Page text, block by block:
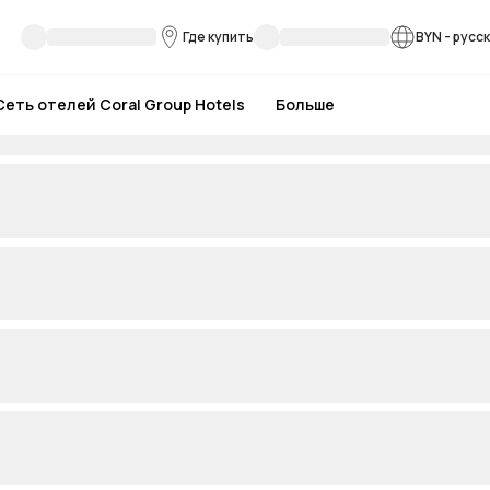
Где купить BYN -
отелей Coral Group Hotels Больше